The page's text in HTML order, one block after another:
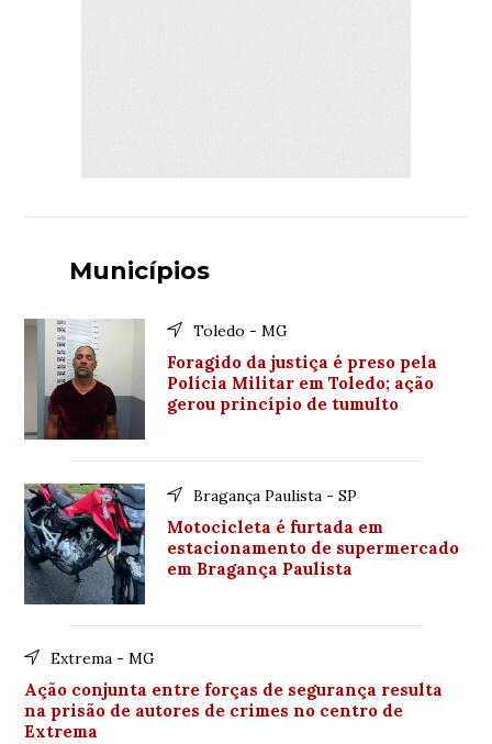
Municípios
Toledo - MG
Foragido da justiça é preso pela
Polícia Militar em Toledo; ação
gerou princípio de tumulto
Bragança Paulista - SP
Motocicleta é furtada em
estacionamento de supermercado
em Bragança Paulista
Extrema - MG
Ação conjunta entre forças de segurança resulta
na prisão de autores de crimes no centro de
Extrema